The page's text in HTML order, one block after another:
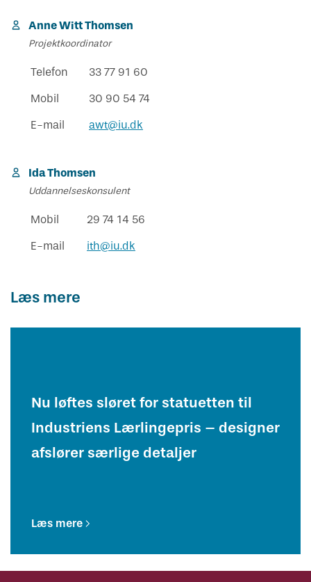
Anne Witt Thomsen
Projektkoordinator
Telefon
33 77 91 60
Mobil
30 90 54 74
E-mail
awt@iu.dk
Ida Thomsen
Uddannelseskonsulent
Mobil
29 74 14 56
E-mail
ith@iu.dk
Læs mere
Nu løftes sløret for statuetten til
Industriens Lærlingepris – designer
afslører særlige detaljer
Læs mere